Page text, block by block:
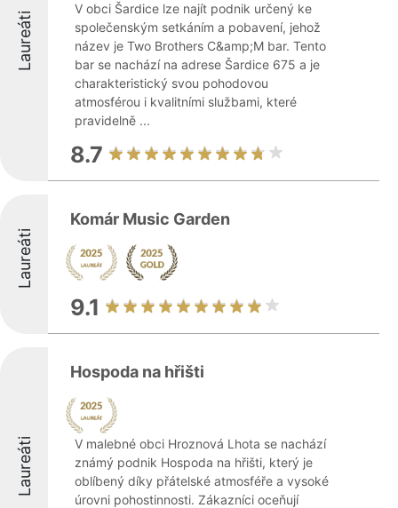
Laureáti
V obci Šardice lze najít podnik určený ke
společenským setkáním a pobavení, jehož
název je Two Brothers C&amp;M bar. Tento
bar se nachází na adrese Šardice 675 a je
charakteristický svou pohodovou
atmosférou i kvalitními službami, které
pravidelně ...
8.7
Laureáti
Komár Music Garden
9.1
Laureáti
Hospoda na hřišti
V malebné obci Hroznová Lhota se nachází
známý podnik Hospoda na hřišti, který je
oblíbený díky přátelské atmosféře a vysoké
úrovni pohostinnosti. Zákazníci oceňují